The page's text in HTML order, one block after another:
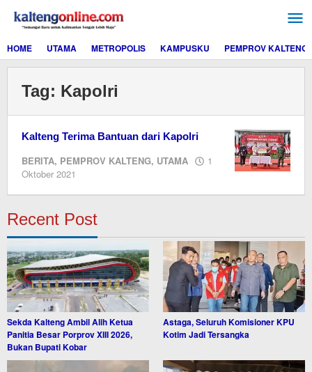
konten
HOME
UTAMA METROPOLIS KAMPUSKU PEMPROV KALTENG
Tag: Kapolri
Kalteng Terima Bantuan dari Kapolri
BERITA, PEMPROV KALTENG, UTAMA
1
Oktober 2021
Recent Post
Sekda Kalteng Ambil Alih Ketua
Panitia Besar Porprov XIII 2026,
Bukan Bupati Kobar
Astaga, Seluruh Komisioner KPU
Kotim Jadi Tersangka